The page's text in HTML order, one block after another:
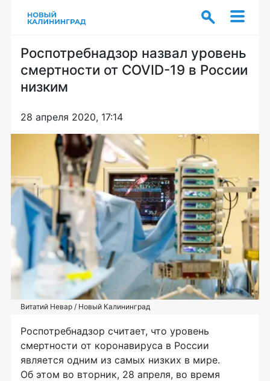
Роспотребнадзор назвал уровень
смертности от COVID-19 в России
низким
28 апреля 2020, 17:14
Витатий Невар / Новый Калининград
Роспотребнадзор считает, что уровень
смертности от коронавируса в России
является одним из самых низких в мире.
Об этом во вторник, 28 апреля, во время